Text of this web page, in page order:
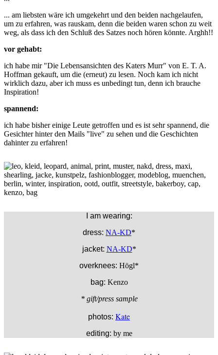
... am liebsten wäre ich umgekehrt und den beiden nachgelaufen,
um zu erfahren, was rauskam, denn die beiden waren schon zu weit
weg, als dass ich den Schluß des Satzes noch hören könnte. Arghh!!
vor gehabt:
ich habe mir "Die Lebensansichten des Katers Murr" von E. T. A.
Hoffman gekauft, um die (erneut) zu lesen. Noch kam ich nicht
wirklich dazu, aber ich muss es unbedingt tun, denn ich brauche
Inspiration!
spannend:
ich habe bisher einige Leute getroffen und es ist sehr spannend, die
Gesichter hinter den Mails "live" zu sehen und die Geschichten
dahinter zu erfahren!
I am wearing:
dress: NA-KD*
jacket: NA-KD*
overknees: Högl*
bag: Kenzo
* gift/press sample
photos: Kate
editing: by me